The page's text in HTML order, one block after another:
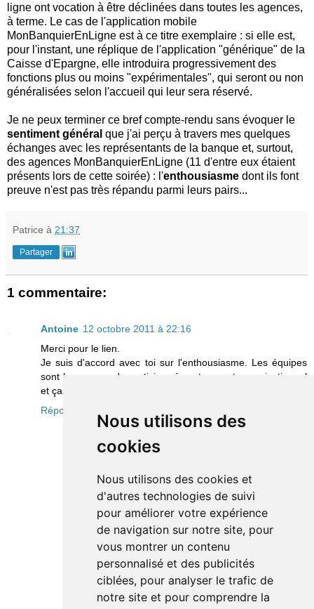
Nous utilisons des
cookies
Nous utilisons des cookies et
d'autres technologies de suivi
pour améliorer votre expérience
de navigation sur notre site, pour
vous montrer un contenu
personnalisé et des publicités
ciblées, pour analyser le trafic de
notre site et pour comprendre la
ligne ont vocation à être déclinées dans toutes les agences,
à terme. Le cas de l'application mobile
MonBanquierEnLigne est à ce titre exemplaire : si elle est,
pour l'instant, une réplique de l'application "générique" de la
Caisse d'Epargne, elle introduira progressivement des
fonctions plus ou moins "expérimentales", qui seront ou non
généralisées selon l'accueil qui leur sera réservé.
Je ne peux terminer ce bref compte-rendu sans évoquer le
sentiment général que j'ai perçu à travers mes quelques
échanges avec les représentants de la banque et, surtout,
des agences MonBanquierEnLigne (11 d'entre eux étaient
présents lors de cette soirée) : l'enthousiasme dont ils font
preuve n'est pas très répandu parmi leurs pairs...
Patrice à 21:37
Partager
1 commentaire:
Antoine 12 octobre 2011 à 22:16
Merci pour le lien.
Je suis d'accord avec toi sur l'enthousiasme. Les équipes
sont heureuses de participer à ce tournant organisationnel
et ça s'est senti ce soir là !
Répondre